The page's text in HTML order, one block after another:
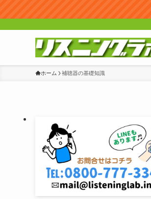
ホーム 補聴器の基礎知識